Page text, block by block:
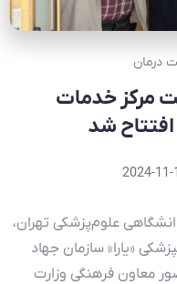
درمان
مرکز خدمات
افتتاح شد
2024-11-
علوم‌‌پزشکی تهران،
«یارا» سازمان جهاد
معاون فرهنگی وزارت